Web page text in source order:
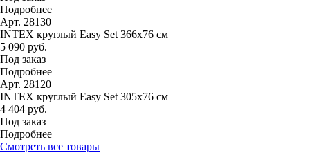
Подробнее
Арт. 28130
INTEX круглый Easy Set 366х76 см
5 090 руб.
Под заказ
Подробнее
Арт. 28120
INTEX круглый Easy Set 305х76 см
4 404 руб.
Под заказ
Подробнее
Смотреть все товары